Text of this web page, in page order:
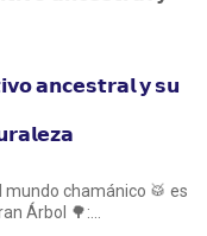
𝗮𝗻𝗰𝗲𝘀𝘁𝗿𝗮𝗹 𝘆 𝘀𝘂
chamánico 🥁 es
Árbol 🌳:...